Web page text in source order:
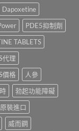
Dapoxetine
PDE5抑制劑
TABLETS
代理
價格
人參
勃起功能障礙
裝進口
威而鋼